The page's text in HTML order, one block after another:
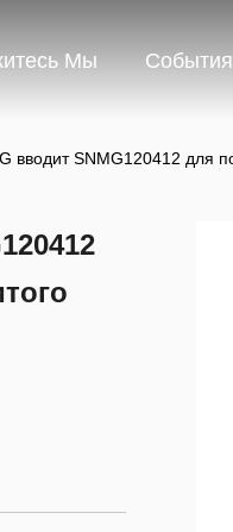
Мы События
вводит SNMG120412 для